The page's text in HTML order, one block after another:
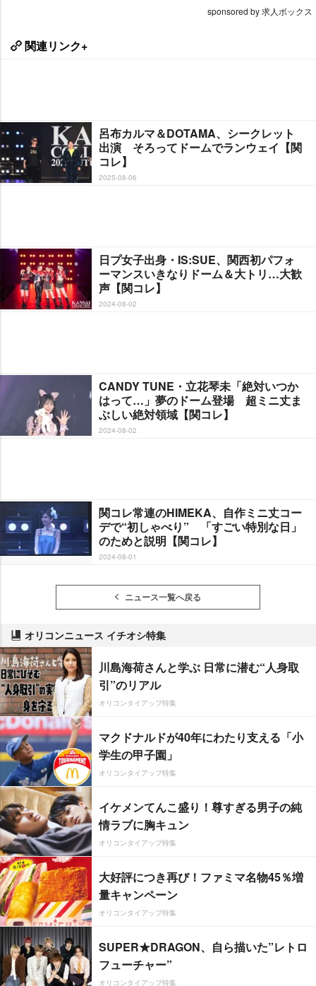
sponsored by 求人ボックス
関連リンク+
呂布カルマ＆DOTAMA、シークレット
出演 そろってドームでランウェイ【関
コレ】
2025-08-06
日プ女子出身・IS:SUE、関西初パフォ
ーマンスいきなりドーム＆大トリ…大歓
声【関コレ】
2024-08-02
CANDY TUNE・立花琴未「絶対いつか
はって…」夢のドーム登場 超ミニ丈ま
ぶしい絶対領域【関コレ】
2024-08-02
関コレ常連のHIMEKA、自作ミニ丈コー
デで“初しゃべり” 「すごい特別な日」
のためと説明【関コレ】
2024-08-01
ニュース一覧へ戻る
オリコンニュース イチオシ特集
川島海荷さんと学ぶ 日常に潜む“人身取
引”のリアル
オリコンタイアップ特集
マクドナルドが40年にわたり支える「小
学生の甲子園」
オリコンタイアップ特集
イケメンてんこ盛り！尊すぎる男子の純
情ラブに胸キュン
オリコンタイアップ特集
大好評につき再び！ファミマ名物45％増
量キャンペーン
オリコンタイアップ特集
SUPER★DRAGON、自ら描いた”レトロ
フューチャー”
オリコンタイアップ特集